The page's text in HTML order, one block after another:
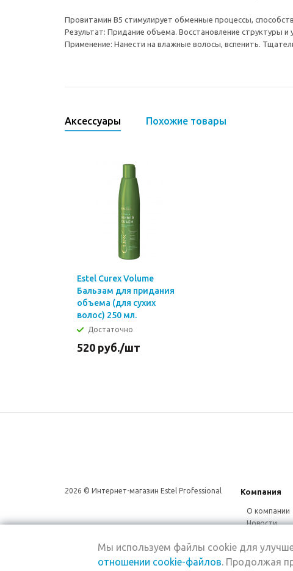
Провитамин В5 стимулирует обменные процессы,
Результат: Придание объема. Восстановление структуры
Применение: Нанести на влажные волосы, вспенить.
Аксессуары Похожие товары
Estel Curex Volume
Бальзам для придания
объема (для сухих
волос) 250 мл.
Достаточно
520 руб./шт
2026 © Интернет-магазин Estel Professional Компания
О компании
Новости
Магазины
Мы используем файлы cookie для
отношении cookie-файлов. Продолжая